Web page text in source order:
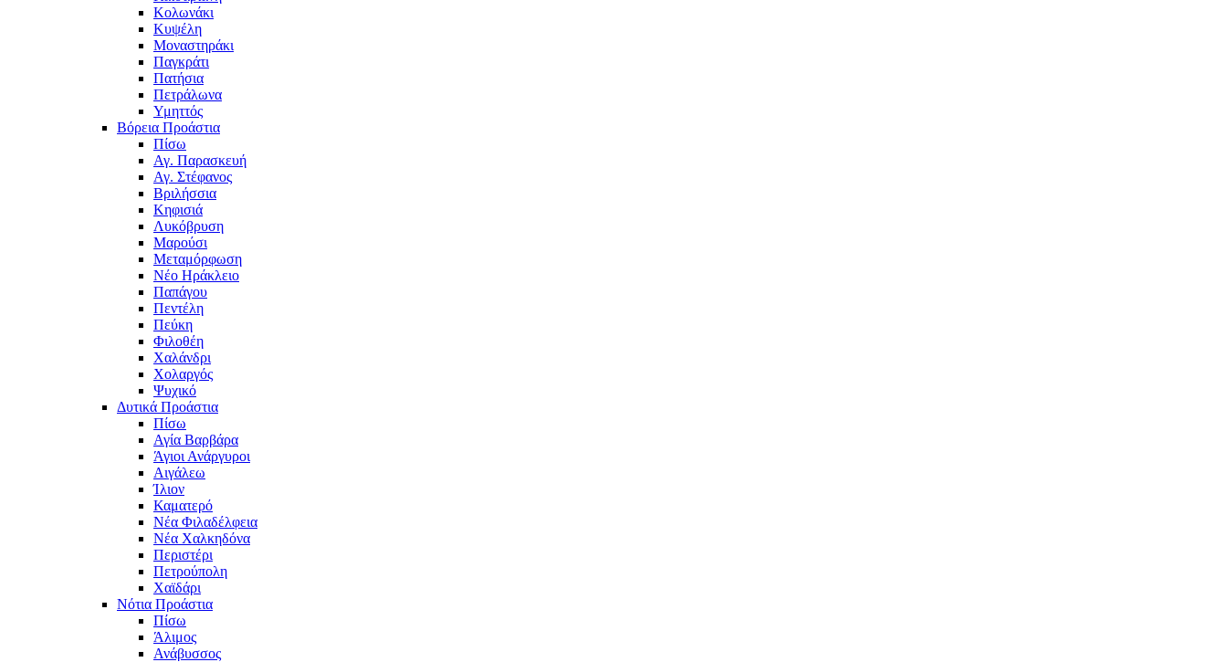
Κολωνάκι
Κυψέλη
Μοναστηράκι
Παγκράτι
Πατήσια
Πετράλωνα
Υμηττός
Βόρεια Προάστια
Πίσω
Αγ. Παρασκευή
Αγ. Στέφανος
Βριλήσσια
Κηφισιά
Λυκόβρυση
Μαρούσι
Μεταμόρφωση
Νέο Ηράκλειο
Παπάγου
Πεντέλη
Πεύκη
Φιλοθέη
Χαλάνδρι
Χολαργός
Ψυχικό
Δυτικά Προάστια
Πίσω
Αγία Βαρβάρα
Άγιοι Ανάργυροι
Αιγάλεω
Ίλιον
Καματερό
Νέα Φιλαδέλφεια
Νέα Χαλκηδόνα
Περιστέρι
Πετρούπολη
Χαϊδάρι
Νότια Προάστια
Πίσω
Άλιμος
Ανάβυσσος